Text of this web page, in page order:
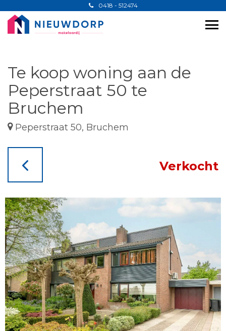
0418 - 512474
Te koop woning aan de
Peperstraat 50 te
Bruchem
Peperstraat 50, Bruchem
Verkocht